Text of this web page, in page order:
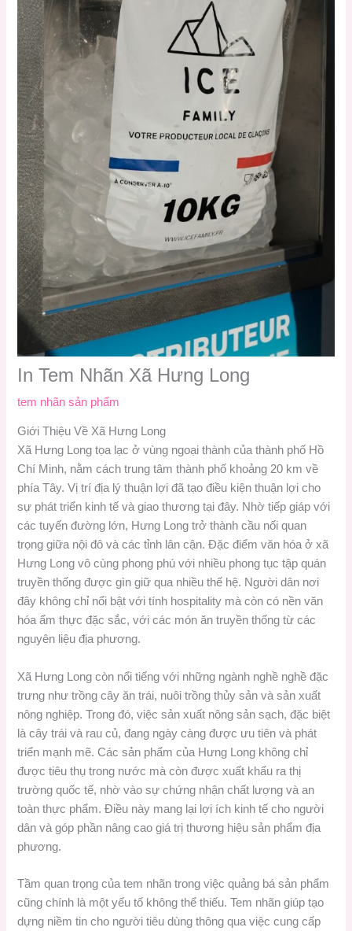
In Tem Nhãn Xã Hưng Long
tem nhãn sản phẩm
Giới Thiệu Về Xã Hưng Long
Xã Hưng Long tọa lạc ở vùng ngoại thành của thành phố Hồ
Chí Minh, nằm cách trung tâm thành phố khoảng 20 km về
phía Tây. Vị trí địa lý thuận lợi đã tạo điều kiện thuận lợi cho
sự phát triển kinh tế và giao thương tại đây. Nhờ tiếp giáp với
các tuyến đường lớn, Hưng Long trở thành cầu nối quan
trọng giữa nội đô và các tỉnh lân cận. Đặc điểm văn hóa ở xã
Hưng Long vô cùng phong phú với nhiều phong tục tập quán
truyền thống được gìn giữ qua nhiều thế hệ. Người dân nơi
đây không chỉ nổi bật với tính hospitality mà còn có nền văn
hóa ẩm thực đặc sắc, với các món ăn truyền thống từ các
nguyên liệu địa phương.
Xã Hưng Long còn nổi tiếng với những ngành nghề nghề đặc
trưng như trồng cây ăn trái, nuôi trồng thủy sản và sản xuất
nông nghiệp. Trong đó, việc sản xuất nông sản sạch, đặc biệt
là cây trái và rau củ, đang ngày càng được ưu tiên và phát
triển mạnh mẽ. Các sản phẩm của Hưng Long không chỉ
được tiêu thụ trong nước mà còn được xuất khẩu ra thị
trường quốc tế, nhờ vào sự chứng nhận chất lượng và an
toàn thực phẩm. Điều này mang lại lợi ích kinh tế cho người
dân và góp phần nâng cao giá trị thương hiệu sản phẩm địa
phương.
Tầm quan trọng của tem nhãn trong việc quảng bá sản phẩm
cũng chính là một yếu tố không thể thiếu. Tem nhãn giúp tạo
dựng niềm tin cho người tiêu dùng thông qua việc cung cấp